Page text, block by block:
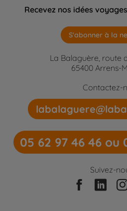
Recevez nos idées
S'abonner à la
La Balaguère, route
65400 Arrens-
Contactez-
05 62 97 46 46 ou
Suivez-